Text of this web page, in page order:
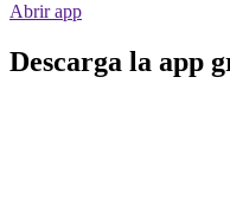
Abrir app
Descarga la app